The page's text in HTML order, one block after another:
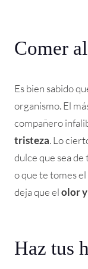
Comer
Es bien sabido
organismo. El
compañero
tristeza. Lo
dulce que sea de
o que te tomes
deja que elolor
Haz tus